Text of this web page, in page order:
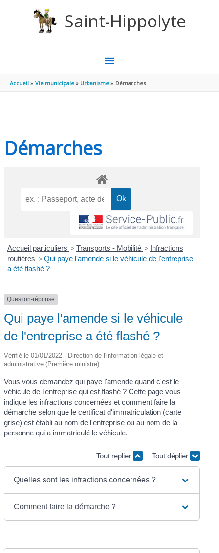
Saint-Hippolyte
MENU
PRINCIPAL
Accueil Vie municipale Urbanisme Démarches
Démarches
Accueil particuliers > Transports - Mobilité > Infractions
routières > Qui paye l'amende si le véhicule de l'entreprise
a été flashé ?
Question-réponse
Qui paye l'amende si le véhicule
de l'entreprise a été flashé ?
Vérifié le 01/01/2022 - Direction de l'information légale et
administrative (Première ministre)
Vous vous demandez qui paye l'amende quand c'est le
véhicule de l'entreprise qui est flashé ? Cette page vous
indique les infractions concernées et comment faire la
démarche selon que le certificat d'immatriculation (carte
grise) est établi au nom de l'entreprise ou au nom de la
personne qui a immatriculé le véhicule.
Tout replier Tout déplier
Quelles sont les infractions concernées ?
Comment faire la démarche ?